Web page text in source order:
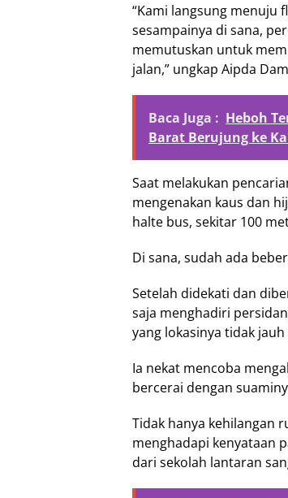
“Kami langsung menuju
sesampainya di sana,
memutuskan untuk
jalan,” ungkap Aipda
Baca Juga : Heboh
Barat Berujung ke
Saat melakukan
mengenakan kaus dan
halte bus, sekitar 100
Di sana, sudah ada
Setelah didekati dan
saja menghadiri
yang lokasinya tidak
Ia nekat mencoba
bercerai dengan
Tidak hanya kehilangan
menghadapi kenyataan
dari sekolah lantaran